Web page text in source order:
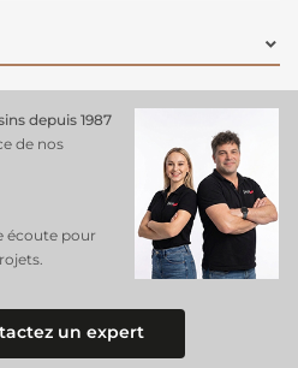
ou un lit, pour être
et esthétique, il est le choix idéal
depuis 1987
de nos
écoute pour
un expert